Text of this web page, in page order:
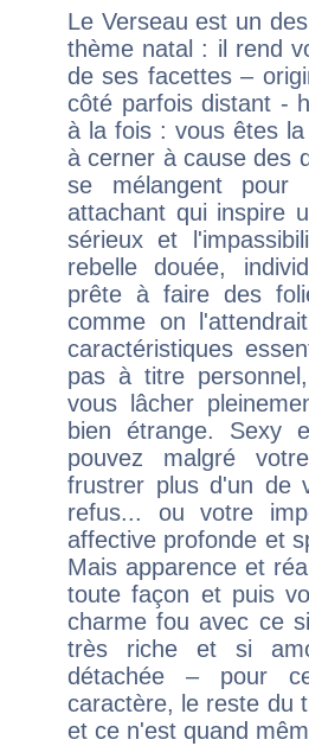
Le Verseau est un
thème natal : il rend
de ses facettes –
côté parfois distant -
à la fois : vous êtes
à cerner à cause des
se mélangent
attachant qui inspire
sérieux et
rebelle douée,
prête à faire des
comme on
caractéristiques
pas à titre
vous lâcher
bien étrange. Sexy
pouvez malgré
frustrer plus d'un de
refus... ou votre
affective profonde et
Mais apparence et
toute façon et puis
charme fou avec ce
très riche et si
détachée – pour
caractère, le reste du
et ce n'est quand